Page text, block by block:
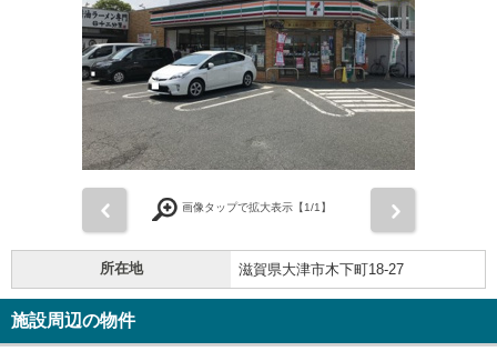
画像タップで拡大表示【1/1】
所在地 滋賀県大津市木下町18-27
施設周辺の物件